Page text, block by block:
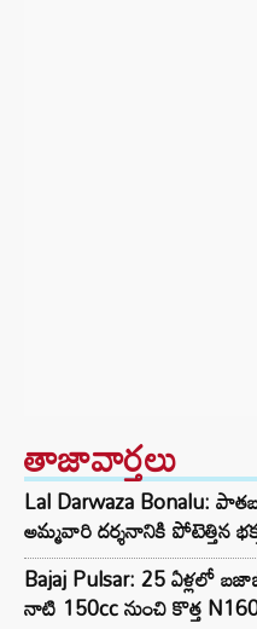
తాజావార్తలు
Lal Darwaza Bonalu:
అమ్మవారి దర్శనానికి పోటెత్తిన
Bajaj Pulsar: 25 ఏళ్లలో
నాటి 150cc నుంచి కొత్త